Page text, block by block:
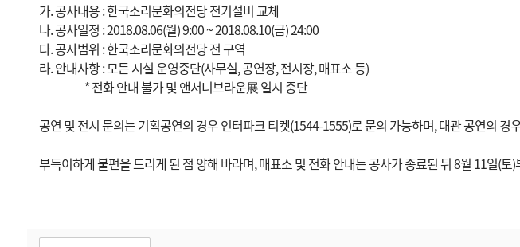
가. 공사내용 : 한국소리문화의전당 전기설비 교체
나. 공사일정 : 2018.08.06(월) 9:00 ~ 2018.08.10(금) 24:00
다. 공사범위 : 한국소리문화의전당 전 구역
라. 안내사항 : 모든 시설 운영중단(사무실, 공연장, 전시장, 매표소 등)
* 전화 안내 불가 및 앤서니브라운展 일시 중단
공연 및 전시 문의는 기획공연의 경우 인터파크 티켓(1544-1555)로 문의 가능하며, 대관 공연의
부득이하게 불편을 드리게 된 점 양해 바라며, 매표소 및 전화 안내는 공사가 종료된 뒤 8월 11일(